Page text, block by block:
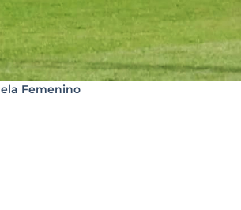
Femenino